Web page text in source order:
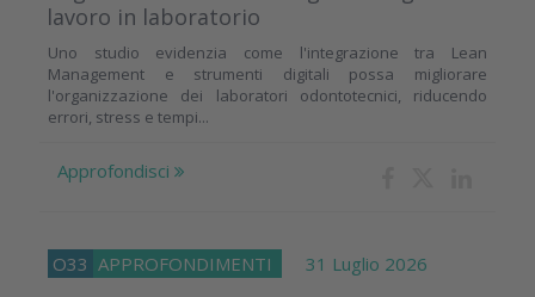
lavoro in laboratorio
Uno studio evidenzia come l'integrazione tra Lean
Management e strumenti digitali possa migliorare
l'organizzazione dei laboratori odontotecnici, riducendo
errori, stress e tempi...
Approfondisci
O33 APPROFONDIMENTI 31 Luglio 2026